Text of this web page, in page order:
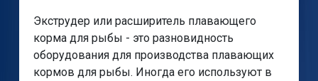
Экструдер или расширитель плавающего
корма для рыбы - это разновидность
оборудования для производства плавающих
кормов для рыбы. Иногда его используют в